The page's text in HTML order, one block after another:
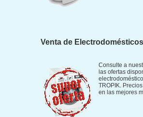
Venta de Electrodomésticos
Consulte a
las ofertas
TROPIK.
en las mejores